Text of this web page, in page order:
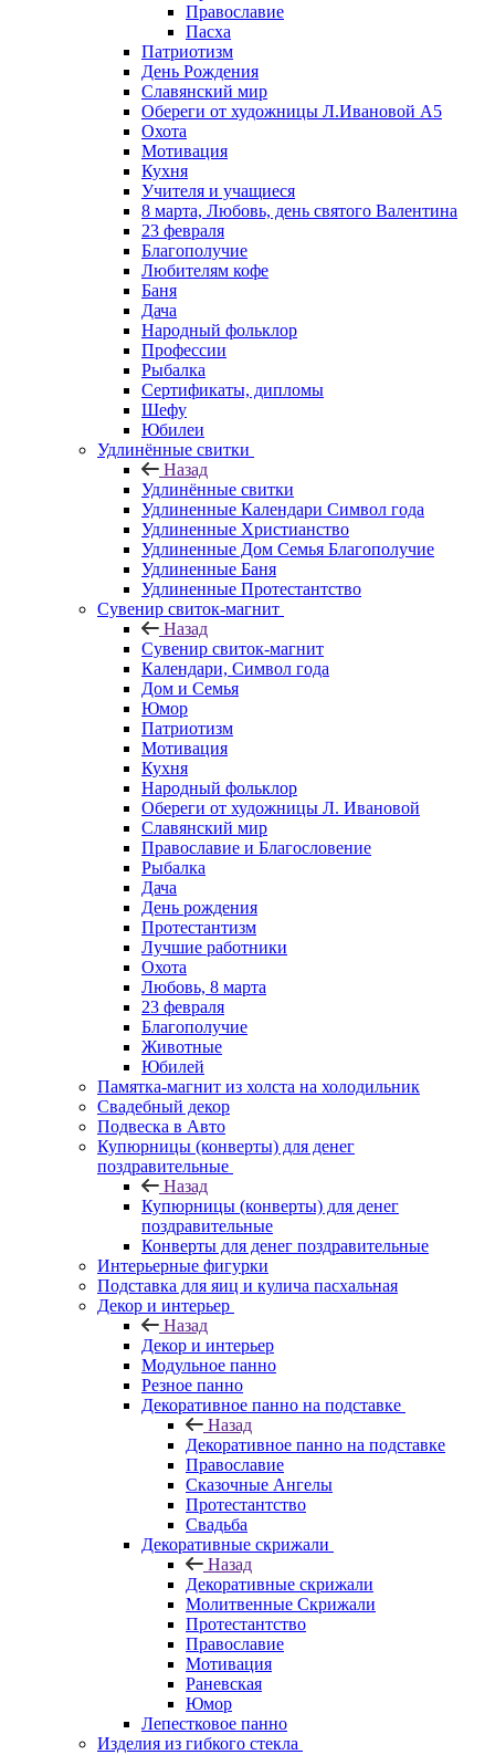
Православие
Пасха
Патриотизм
День Рождения
Славянский мир
Обереги от художницы Л.Ивановой А5
Охота
Мотивация
Кухня
Учителя и учащиеся
8 марта, Любовь, день святого Валентина
23 февраля
Благополучие
Любителям кофе
Баня
Дача
Народный фольклор
Профессии
Рыбалка
Сертификаты, дипломы
Шефу
Юбилеи
Удлинённые свитки
Назад
Удлинённые свитки
Удлиненные Календари Символ года
Удлиненные Христианство
Удлиненные Дом Семья Благополучие
Удлиненные Баня
Удлиненные Протестантство
Сувенир свиток-магнит
Назад
Сувенир свиток-магнит
Календари, Символ года
Дом и Семья
Юмор
Патриотизм
Мотивация
Кухня
Народный фольклор
Обереги от художницы Л. Ивановой
Славянский мир
Православие и Благословение
Рыбалка
Дача
День рождения
Протестантизм
Лучшие работники
Охота
Любовь, 8 марта
23 февраля
Благополучие
Животные
Юбилей
Памятка-магнит из холста на холодильник
Свадебный декор
Подвеска в Авто
Купюрницы (конверты) для денег
поздравительные
Назад
Купюрницы (конверты) для денег
поздравительные
Конверты для денег поздравительные
Интерьерные фигурки
Подставка для яиц и кулича пасхальная
Декор и интерьер
Назад
Декор и интерьер
Модульное панно
Резное панно
Декоративное панно на подставке
Назад
Декоративное панно на подставке
Православие
Сказочные Ангелы
Протестантство
Свадьба
Декоративные скрижали
Назад
Декоративные скрижали
Молитвенные Скрижали
Протестантство
Православие
Мотивация
Раневская
Юмор
Лепестковое панно
Изделия из гибкого стекла